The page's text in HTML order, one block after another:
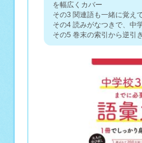
を幅広くカバー
その3 関連語も一緒に覚え
その4 読みがなつきで、中
その5 巻末の索引から逆引